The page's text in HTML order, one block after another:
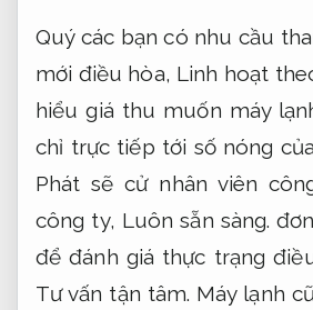
Quý các bạn có nhu cầu
mới điều hòa, Linh hoạt
hiểu giá thu muốn máy
chỉ trực tiếp tới số nóng
Phát sẽ cử nhân viên
công ty, Luôn sẵn sàng.
để đánh giá thực trạng
Tư vấn tận tâm. Máy lạnh